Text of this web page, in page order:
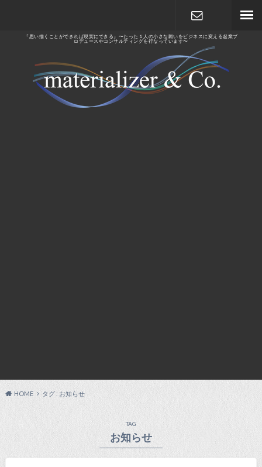
『思い描くことができれば現実にできる』〜たった１人の小さな願いをビジネスに変える起業プ
ロデュースやコンサルティングを行なっています〜メールで相
談する
HOME タグ : お知らせ
TAG
お知らせ